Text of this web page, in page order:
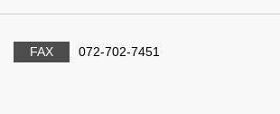
FAX 072-702-7451